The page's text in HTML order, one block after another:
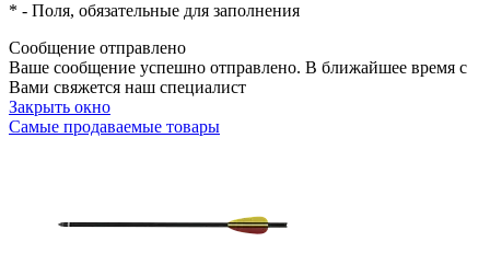
* - Поля, обязательные для заполнения
Сообщение отправлено
Ваше сообщение успешно отправлено. В ближайшее время с
Вами свяжется наш специалист
Закрыть окно
Самые продаваемые товары